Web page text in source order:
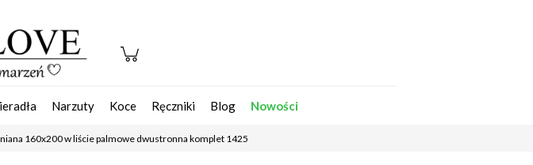
Narzuty Koce Ręczniki Blog Nowości
160x200 w liście palmowe dwustronna komplet 1425